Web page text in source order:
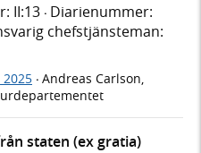
II:13 · Diarienummer:
chefstjänsteman:
· Andreas Carlson,
staten (ex gratia)